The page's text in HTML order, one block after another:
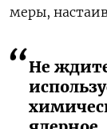
меры,
Не